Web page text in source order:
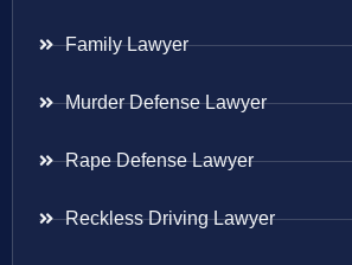
Family Lawyer
Murder Defense Lawyer
Rape Defense Lawyer
Reckless Driving Lawyer